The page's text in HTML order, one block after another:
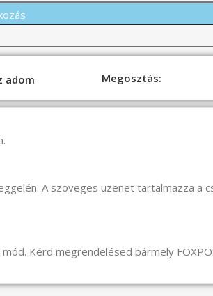
adom Megosztás:
A szöveges üzenet tartalmazza a
Kérd megrendelésed bármely